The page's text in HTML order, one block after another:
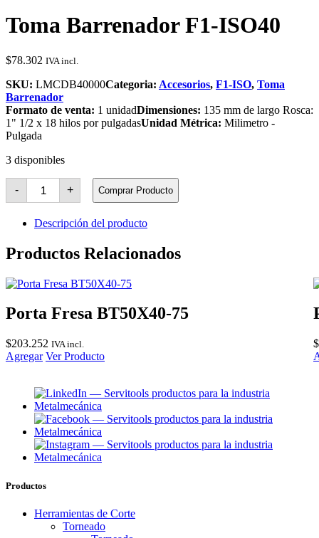
Toma Barrenador F1-ISO40
$78.302 IVA incl.
SKU: LMCDB40000Categoria: Accesorios, F1-ISO, Toma
Barrenador
Formato de venta: 1 unidadDimensiones: 135 mm de largo Rosca:
1" 1/2 x 18 hilos por pulgadasUnidad Métrica: Milimetro -
Pulgada
3 disponibles
-
Toma
Barrenador
F1-
ISO40
cantidad
+ Comprar Producto
Descripción del producto
Productos Relacionados
Porta Fresa BT50X40-75
$203.252 IVA incl.
Agregar Ver Producto
$
Productos
Herramientas de Corte
Torneado